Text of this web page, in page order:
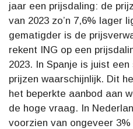
jaar een prijsdaling: de
van 2023 zo’n 7,6% lager
gematigder is de
rekent ING op een
2023. In Spanje is juist
prijzen waarschijnlijk. Dit
het beperkte aanbod aan
de hoge vraag. In
voorzien van ongeveer 3%